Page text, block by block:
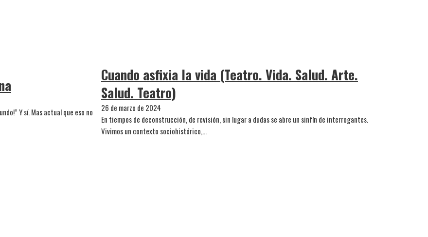
Y sí. Mas actual que eso no
Cuando asfixia la vida (Teatro. Vida. Salud. Arte.
Salud. Teatro)
26 de marzo de 2024
En tiempos de deconstrucción, de revisión, sin lugar a dudas se abre un sinfín de interrogantes.
Vivimos un contexto sociohistórico,…